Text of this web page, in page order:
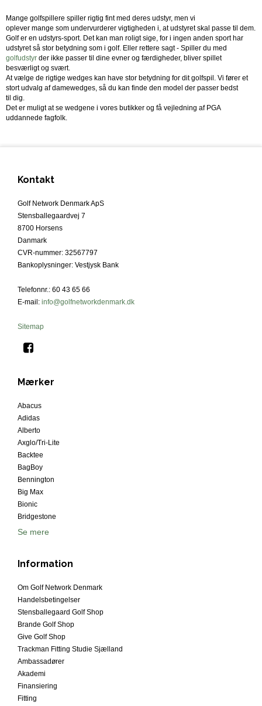
Mange golfspillere spiller rigtig fint med deres udstyr, men vi
oplever mange som undervurderer vigtigheden i, at udstyret skal passe til dem.
Golf er en udstyrs-sport. Det kan man roligt sige, for i ingen anden sport har
udstyret så stor betydning som i golf. Eller rettere sagt - Spiller du med
golfudstyr der ikke passer til dine evner og færdigheder, bliver spillet
besværligt og svært.
At vælge de rigtige wedges kan have stor betydning for dit golfspil. Vi fører et
stort udvalg af damewedges, så du kan finde den model der passer bedst
til dig.
Det er muligt at se wedgene i vores butikker og få vejledning af PGA
uddannede fagfolk.
Kontakt
Golf Network Denmark ApS
Stensballegaardvej 7
8700 Horsens
Danmark
CVR-nummer: 32567797
Bankoplysninger: Vestjysk Bank
Telefonnr.: 60 43 65 66
E-mail : info@golfnetworkdenmark.dk
Sitemap
Mærker
Abacus
Adidas
Alberto
Axglo/Tri-Lite
Backtee
BagBoy
Bennington
Big Max
Bionic
Bridgestone
Se mere
Information
Om Golf Network Denmark
Handelsbetingelser
Stensballegaard Golf Shop
Brande Golf Shop
Give Golf Shop
Trackman Fitting Studie Sjælland
Ambassadører
Akademi
Finansiering
Fitting